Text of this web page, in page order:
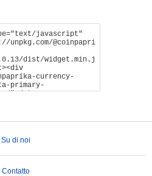
Su di noi
Contatto